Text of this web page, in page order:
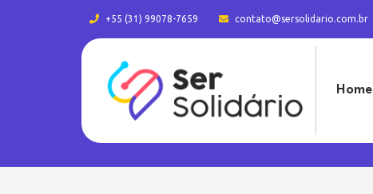
+55 (31) 99078-7659 contato@sersolidario.com.br
Home